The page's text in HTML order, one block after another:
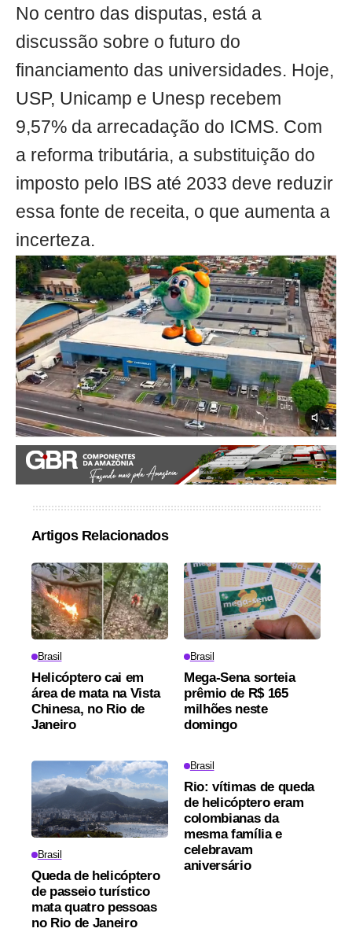
No centro das disputas, está a
discussão sobre o futuro do
financiamento das universidades. Hoje,
USP, Unicamp e Unesp recebem
9,57% da arrecadação do ICMS. Com
a reforma tributária, a substituição do
imposto pelo IBS até 2033 deve reduzir
essa fonte de receita, o que aumenta a
incerteza.
Artigos Relacionados
Brasil
Helicóptero cai em
área de mata na Vista
Chinesa, no Rio de
Janeiro
Brasil
Mega-Sena sorteia
prêmio de R$ 165
milhões neste
domingo
Brasil
Queda de helicóptero
de passeio turístico
mata quatro pessoas
no Rio de Janeiro
Brasil
Rio: vítimas de queda
de helicóptero eram
colombianas da
mesma família e
celebravam
aniversário